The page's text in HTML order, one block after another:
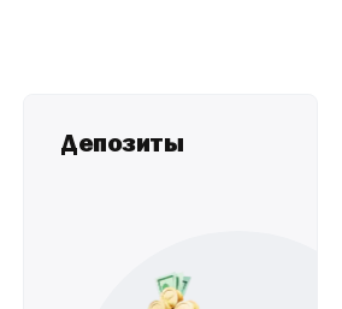
Депозиты